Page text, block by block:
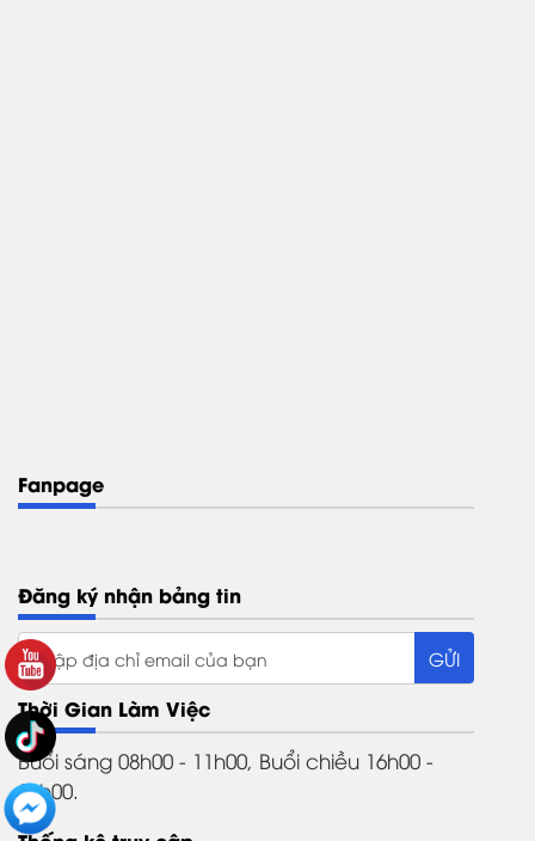
Fanpage
Đăng ký nhận bảng tin
Thời Gian Làm Việc
Buổi sáng 08h00 - 11h00, Buổi chiều 16h00 -
21h00.